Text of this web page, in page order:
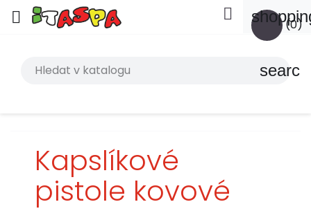
 (0)

search
Kapslíkové
pistole kovové